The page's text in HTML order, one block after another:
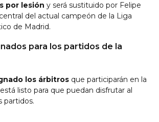
por lesión y será sustituido por Felipe
del actual campeón de la Liga
de Madrid.
para los partidos de la
los árbitros que participarán en la
listo para que puedan disfrutar al
partidos.